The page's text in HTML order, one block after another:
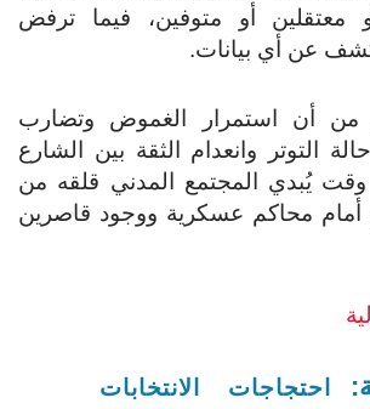
معتقلين أو متوفين، فيما ترفض
عن أي بيانات.
من أن استمرار الغموض وتضارب
التوتر وانعدام الثقة بين الشارع
يُبدي المجتمع المدني قلقه من
أمام محاكم عسكرية ووجود قاصرين
احتجاجات الانتخابات